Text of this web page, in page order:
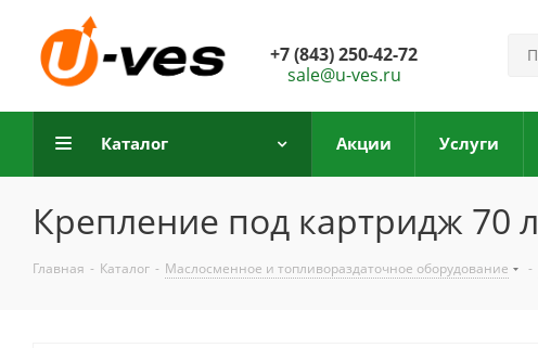
+7 (843) 250-42-72
sale@u-ves.ru
Каталог Акции Услуги
Крепление под картридж 70 л
Главная - Каталог - Маслосменное и топливораздаточное оборудование -